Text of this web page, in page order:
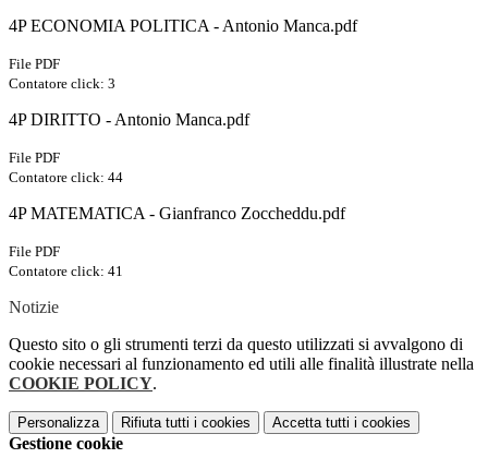
4P ECONOMIA POLITICA - Antonio Manca.pdf
File PDF
Contatore click: 3
4P DIRITTO - Antonio Manca.pdf
File PDF
Contatore click: 44
4P MATEMATICA - Gianfranco Zoccheddu.pdf
File PDF
Contatore click: 41
Notizie
Questo sito o gli strumenti terzi da questo utilizzati si avvalgono di
cookie necessari al funzionamento ed utili alle finalità illustrate nella
COOKIE POLICY.
Personalizza Rifiuta tutti i cookies Accetta tutti i cookies
Gestione cookie